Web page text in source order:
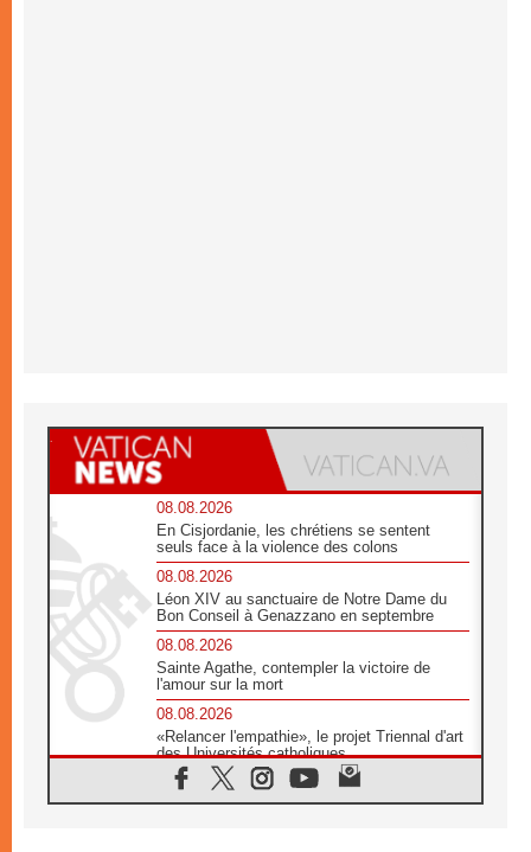
08.08.2026
En Cisjordanie, les chrétiens se sentent
seuls face à la violence des colons
08.08.2026
Léon XIV au sanctuaire de Notre Dame du
Bon Conseil à Genazzano en septembre
08.08.2026
Sainte Agathe, contempler la victoire de
l'amour sur la mort
08.08.2026
«Relancer l'empathie», le projet Triennal d'art
des Universités catholiques
08.08.2026
Signis 2026, donner la parole aux religieuses